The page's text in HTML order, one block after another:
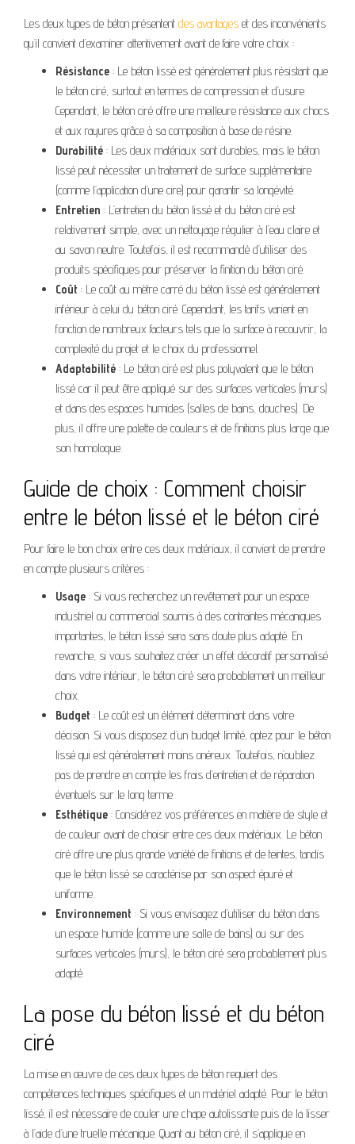
Les deux types de béton présentent des avantages et des inconvénients
qu’il convient d’examiner attentivement avant de faire votre choix :
Résistance : Le béton lissé est généralement plus résistant que
le béton ciré, surtout en termes de compression et d’usure.
Cependant, le béton ciré offre une meilleure résistance aux chocs
et aux rayures grâce à sa composition à base de résine.
Durabilité : Les deux matériaux sont durables, mais le béton
lissé peut nécessiter un traitement de surface supplémentaire
(comme l’application d’une cire) pour garantir sa longévité.
Entretien : L’entretien du béton lissé et du béton ciré est
relativement simple, avec un nettoyage régulier à l’eau claire et
au savon neutre. Toutefois, il est recommandé d’utiliser des
produits spécifiques pour préserver la finition du béton ciré.
Coût : Le coût au mètre carré du béton lissé est généralement
inférieur à celui du béton ciré. Cependant, les tarifs varient en
fonction de nombreux facteurs tels que la surface à recouvrir, la
complexité du projet et le choix du professionnel.
Adaptabilité : Le béton ciré est plus polyvalent que le béton
lissé car il peut être appliqué sur des surfaces verticales (murs)
et dans des espaces humides (salles de bains, douches). De
plus, il offre une palette de couleurs et de finitions plus large que
son homologue.
Guide de choix : Comment choisir
entre le béton lissé et le béton ciré
Pour faire le bon choix entre ces deux matériaux, il convient de prendre
en compte plusieurs critères :
Usage : Si vous recherchez un revêtement pour un espace
industriel ou commercial soumis à des contraintes mécaniques
importantes, le béton lissé sera sans doute plus adapté. En
revanche, si vous souhaitez créer un effet décoratif personnalisé
dans votre intérieur, le béton ciré sera probablement un meilleur
choix.
Budget : Le coût est un élément déterminant dans votre
décision. Si vous disposez d’un budget limité, optez pour le béton
lissé qui est généralement moins onéreux. Toutefois, n’oubliez
pas de prendre en compte les frais d’entretien et de réparation
éventuels sur le long terme.
Esthétique : Considérez vos préférences en matière de style et
de couleur avant de choisir entre ces deux matériaux. Le béton
ciré offre une plus grande variété de finitions et de teintes, tandis
que le béton lissé se caractérise par son aspect épuré et
uniforme.
Environnement : Si vous envisagez d’utiliser du béton dans
un espace humide (comme une salle de bains) ou sur des
surfaces verticales (murs), le béton ciré sera probablement plus
adapté.
La pose du béton lissé et du béton
ciré
La mise en œuvre de ces deux types de béton requiert des
compétences techniques spécifiques et un matériel adapté. Pour le béton
lissé, il est nécessaire de couler une chape autolissante puis de la lisser
à l’aide d’une truelle mécanique. Quant au béton ciré, il s’applique en